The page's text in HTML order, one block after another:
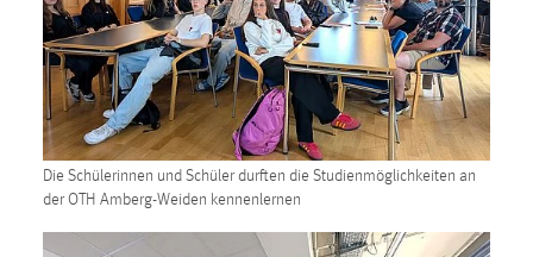
Die Schülerinnen und Schüler durften die Studienmöglichkeiten an
der OTH Amberg-Weiden kennenlernen
hinweg verfolgen.
Google Ads
Name:
_gcl_au
Anbieter:
Google Ireland Limited